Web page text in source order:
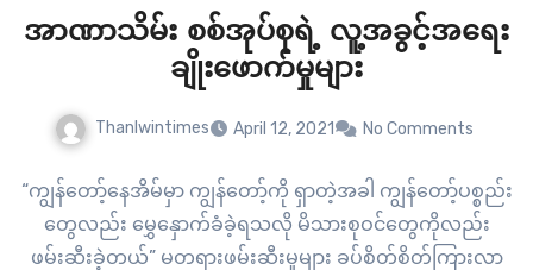
အာဏာသိမ်း စစ်အုပ်စုရဲ့ လူ့အခွင့်အရေး
ချိုးဖောက်မှုများ
Thanlwintimes April 12, 2021 No Comments
“ကျွန်တော့်နေအိမ်မှာ ကျွန်တော့်ကို ရှာတဲ့အခါ ကျွန်တော့်ပစ္စည်း
တွေလည်း မွှေနှောက်ခံခဲ့ရသလို မိသားစုဝင်တွေကိုလည်း
ဖမ်းဆီးခဲ့တယ်” မတရားဖမ်းဆီးမှုများ ခပ်စိတ်စိတ်ကြားလာ